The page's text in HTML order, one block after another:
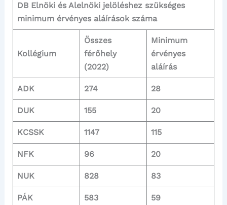
DB Elnöki és Alelnöki jelöléshez szükséges
minimum érvényes aláírások száma
Kollégium
Összes
férőhely
(2022)
Minimum
érvényes
aláírás
ADK 274 28
DUK 155 20
KCSSK 1147 115
NFK 96 20
NUK 828 83
PÁK 583 59